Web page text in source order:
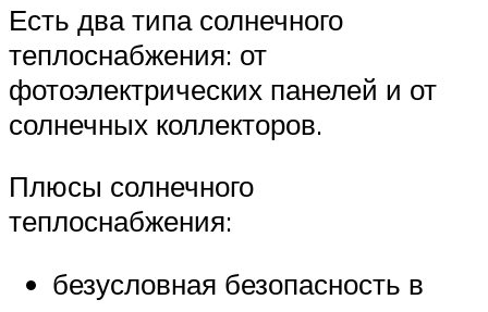
Есть два типа солнечного
теплоснабжения: от
фотоэлектрических панелей и от
солнечных коллекторов.
Плюсы солнечного
теплоснабжения:
безусловная безопасность в